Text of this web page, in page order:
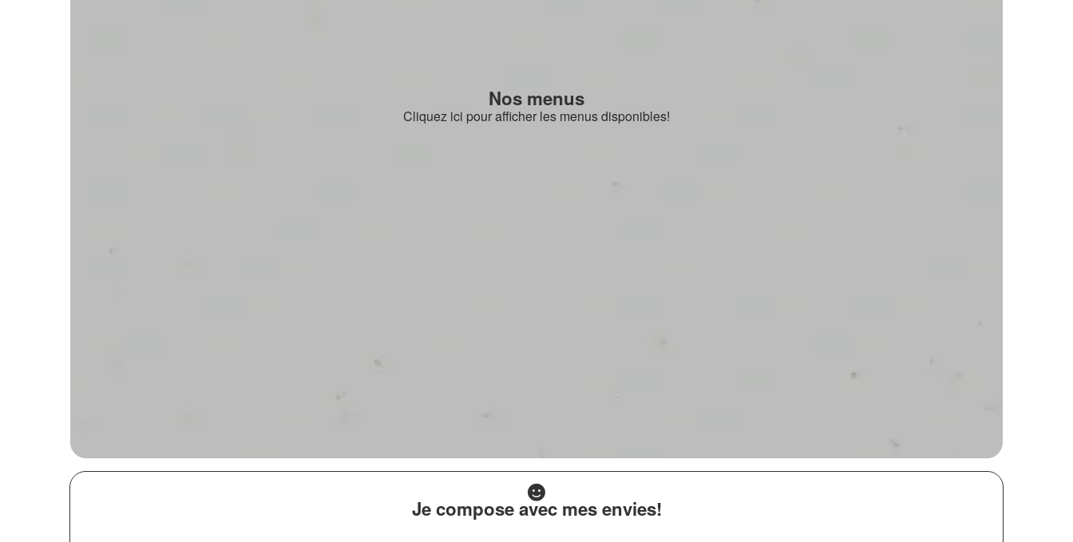
Nos menus
Cliquez ici pour afficher les menus disponibles!
Je compose avec mes envies!